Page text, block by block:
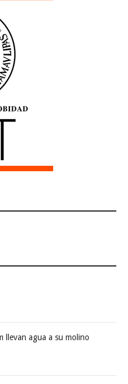
llevan agua a su molino